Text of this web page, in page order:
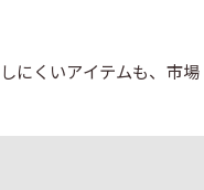
にくいアイテムも、市場